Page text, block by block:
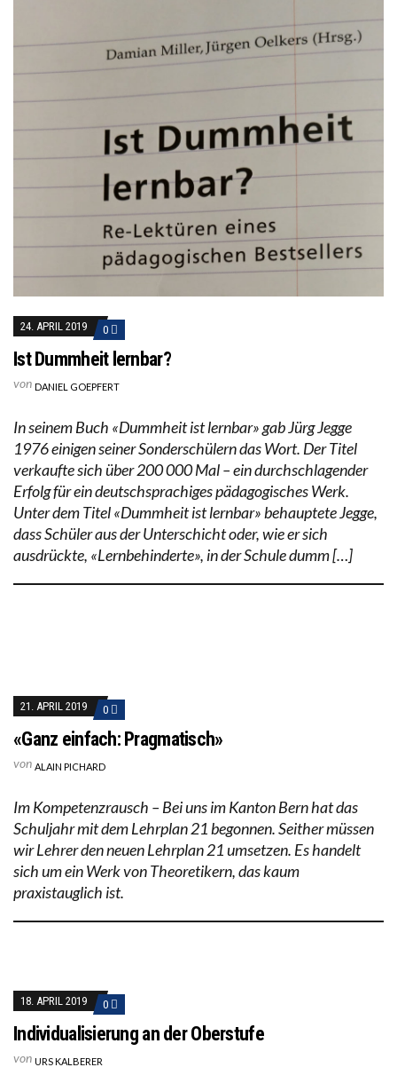
24. APRIL 2019 0
Ist Dummheit lernbar?
von DANIEL GOEPFERT
In seinem Buch «Dummheit ist lernbar» gab Jürg Jegge
1976 einigen seiner Sonderschülern das Wort. Der Titel
verkaufte sich über 200 000 Mal – ein durchschlagender
Erfolg für ein deutschsprachiges pädagogisches Werk.
Unter dem Titel «Dummheit ist lernbar» behauptete Jegge,
dass Schüler aus der Unterschicht oder, wie er sich
ausdrückte, «Lernbehinderte», in der Schule dumm […]
21. APRIL 2019 0
«Ganz einfach: Pragmatisch»
von ALAIN PICHARD
Im Kompetenzrausch – Bei uns im Kanton Bern hat das
Schuljahr mit dem Lehrplan 21 begonnen. Seither müssen
wir Lehrer den neuen Lehrplan 21 umsetzen. Es handelt
sich um ein Werk von Theoretikern, das kaum
praxistauglich ist.
18. APRIL 2019 0
Individualisierung an der Oberstufe
von URS KALBERER